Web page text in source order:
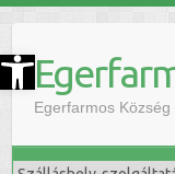
Eszköztár megnyitása
Egerfarmos